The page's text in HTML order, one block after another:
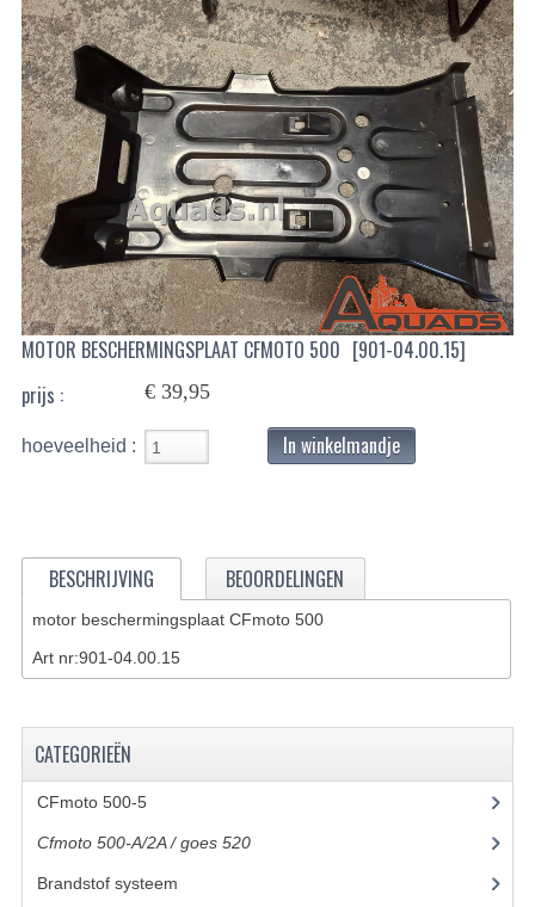
LAGERS
PAKKINGEN
PLASTIC PARTS
VERLICHTING
ONDERDELEN 50CC TOT 125CC
UNIVERSELE QUAD ONDERDELEN
BASHAN ONDERDELEN
BASHAN 150CC
BASHAN 200S-7-200S-A
BRANDSTOF SYSTEEM
KABELS
KAPPEN EN FRAME
SCHOKBREKERS
MOTOR BESCHERMINGSPLAAT CFMOTO 500 [901-04.00.15]
prijs :
€ 39,95
hoeveelheid : In winkelmandje
BESCHRIJVING BEOORDELINGEN
motor beschermingsplaat CFmoto 500
Art nr:901-04.00.15
CATEGORIEËN
CFmoto 500-5(5)
Cfmoto 500-A/2A / goes 520(347)
Brandstof systeem